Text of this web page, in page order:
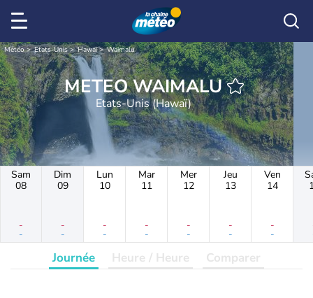
Météo Etats-Unis Hawaï Waimalu
METEO WAIMALU
Etats-Unis (Hawaï)
Sam
08
-
-
Dim
09
-
-
Lun
10
-
-
Mar
11
-
-
Mer
12
-
-
Jeu
13
-
-
Ven
14
-
-
Journée Heure / Heure Comparer